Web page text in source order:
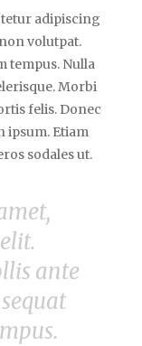
adipiscing
volutpat.
tempus. Nulla
Morbi
felis. Donec
ipsum. Etiam
sodales ut.
ante